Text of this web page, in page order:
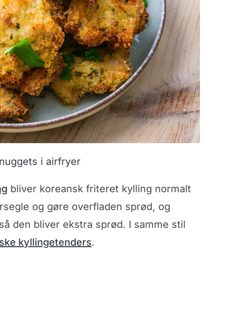
nuggets i airfryer
bliver koreansk friteret kylling normalt
og gøre overfladen sprød, og
den bliver ekstra sprød. I samme stil
kyllingetenders.